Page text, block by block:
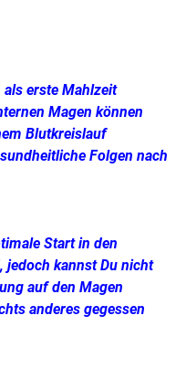
erste Mahlzeit
Magen können
Blutkreislauf
Folgen nach
Start in den
jedoch kannst Du nicht
auf den Magen
anderes gegessen